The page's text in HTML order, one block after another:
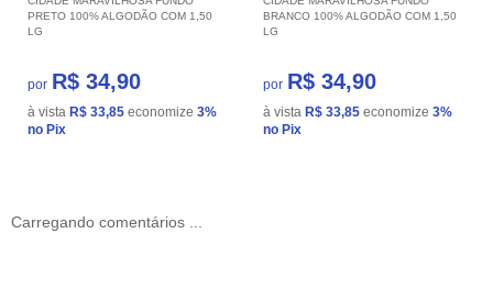
PRETO 100% ALGODÃO COM 1,50
LG
por R$ 34,90
à vista R$ 33,85 economize 3%
no Pix
BRANCO 100% ALGODÃO COM 1,50
LG
por R$ 34,90
à vista R$ 33,85 economize 3%
no Pix
Carregando comentários ...